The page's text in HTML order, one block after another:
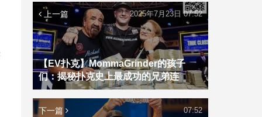
上一篇
【EV扑克】MommaGrinder的孩子
们：揭秘扑克史上最成功的兄弟连
2025年7月23日 07:52
下一篇 07:52